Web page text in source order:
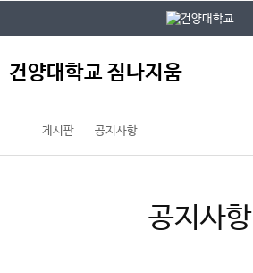
건양대학교 짐나지움
게시판 공지사항
공지사항